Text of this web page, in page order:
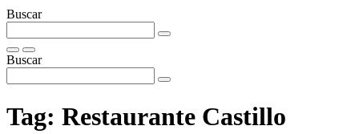
Buscar
Buscar
Tag: Restaurante Castillo